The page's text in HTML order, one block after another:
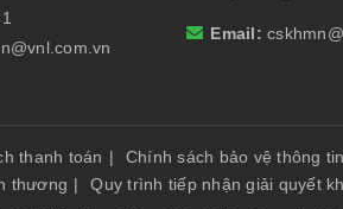
Email:
thanh toán | Chính sách bảo vệ thông
thương | Quy trình tiếp nhận giải quyết